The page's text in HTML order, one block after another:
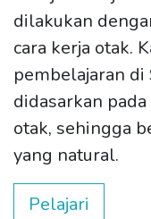
dilakukan
cara kerja otak.
pembelajaran di
didasarkan
otak, sehingga
yang natural.
Pelajari